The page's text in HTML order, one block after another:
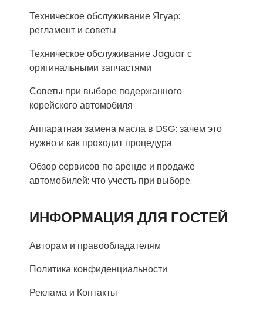
Техническое обслуживание Ягуар:
регламент и советы
Техническое обслуживание Jaguar с
оригинальными запчастями
Советы при выборе подержанного
корейского автомобиля
Аппаратная замена масла в DSG: зачем это
нужно и как проходит процедура
Обзор сервисов по аренде и продаже
автомобилей: что учесть при выборе.
ИНФОРМАЦИЯ ДЛЯ ГОСТЕЙ
Авторам и правообладателям
Политика конфиденциальности
Реклама и Контакты